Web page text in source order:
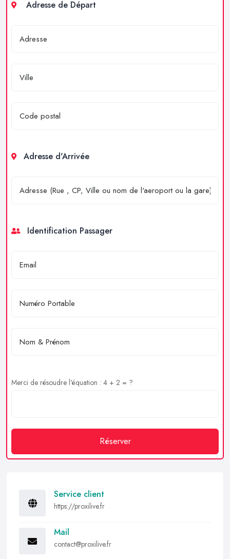
Adresse de Départ
Adresse d'Arrivée
Identification Passager
Merci de résoudre l'équation : 4 + 2 = ?
Réserver
Service client
https://proxilive.fr
Mail
contact@proxilive.fr